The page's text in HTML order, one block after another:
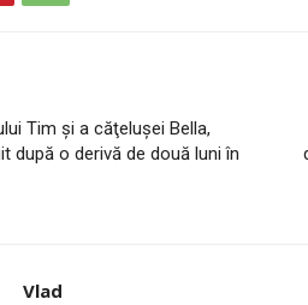
Tim şi a căţelușei Bella,
după o derivă de două luni în
Vlad